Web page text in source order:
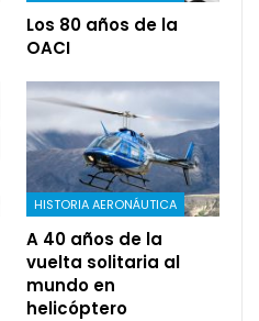
Los 80 años de la
OACI
HISTORIA AERONÁUTICA
A 40 años de la
vuelta solitaria al
mundo en
helicóptero